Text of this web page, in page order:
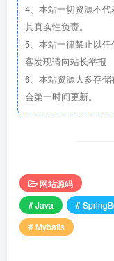
4、本站一切资源不
其真实性负责。
5、本站一律禁止以
客发现请向站长举报
6、本站资源大多存
会第一时间更新。
网站源码
# Java
#
# Mybatis